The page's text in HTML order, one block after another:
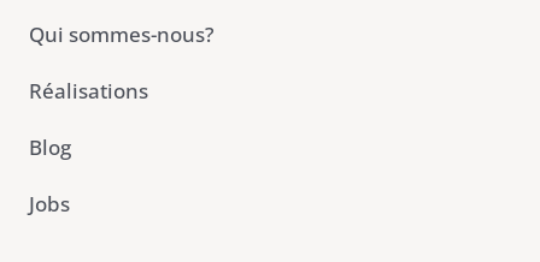
i
-
n
Qui sommes-nous?
Réalisations
Blog
Jobs